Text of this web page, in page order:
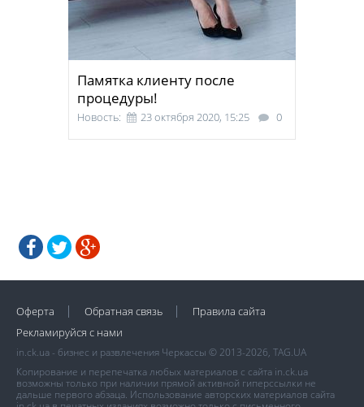
Памятка клиенту после
процедуры!
Новость: 23 октября 2020, 15:25 0
Оферта Обратная связь
Правила сайта
Рекламируйся с нами
in.ck.ua - бизнес и развлечения Черкассы © 2013-2026, TAG.UA
Копирование и перепечатка любых материалов с сайта in.ck.ua
возможны только при наличии прямой активной гиперссылки не
дальше первого абзаца. Использование авторских материалов сайта